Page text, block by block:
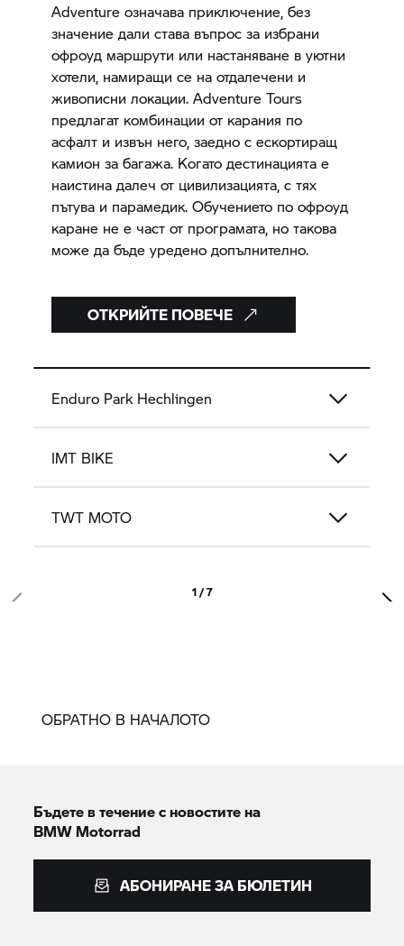
Adventure означава приключение, без
значение дали става въпрос за избрани
офроуд маршрути или настаняване в уютни
хотели, намиращи се на отдалечени и
живописни локации. Adventure Tours
предлагат комбинации от карания по
асфалт и извън него, заедно с ескортиращ
камион за багажа. Когато дестинацията е
наистина далеч от цивилизацията, с тях
пътува и парамедик. Обучението по офроуд
каране не е част от програмата, но такова
може да бъде уредено допълнително.
ОТКРИЙТЕ ПОВЕЧЕ
Enduro Park Hechlingen
IMT BIKE
TWT MOTO
1 / 7
ОБРАТНО В НАЧАЛОТО
Бъдете в течение с новостите на
BMW Motorrad
АБОНИРАНЕ ЗА БЮЛЕТИН